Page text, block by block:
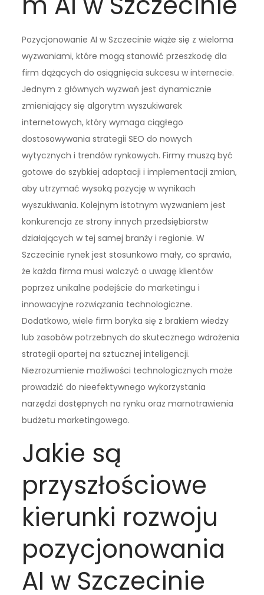
Pozycjonowanie AI w Szczecinie wiąże się z wieloma
wyzwaniami, które mogą stanowić przeszkodę dla
firm dążących do osiągnięcia sukcesu w internecie.
Jednym z głównych wyzwań jest dynamicznie
zmieniający się algorytm wyszukiwarek
internetowych, który wymaga ciągłego
dostosowywania strategii SEO do nowych
wytycznych i trendów rynkowych. Firmy muszą być
gotowe do szybkiej adaptacji i implementacji zmian,
aby utrzymać wysoką pozycję w wynikach
wyszukiwania. Kolejnym istotnym wyzwaniem jest
konkurencja ze strony innych przedsiębiorstw
działających w tej samej branży i regionie. W
Szczecinie rynek jest stosunkowo mały, co sprawia,
że każda firma musi walczyć o uwagę klientów
poprzez unikalne podejście do marketingu i
innowacyjne rozwiązania technologiczne.
Dodatkowo, wiele firm boryka się z brakiem wiedzy
lub zasobów potrzebnych do skutecznego wdrożenia
strategii opartej na sztucznej inteligencji.
Niezrozumienie możliwości technologicznych może
prowadzić do nieefektywnego wykorzystania
narzędzi dostępnych na rynku oraz marnotrawienia
budżetu marketingowego.
Jakie są
przyszłościowe
kierunki rozwoju
pozycjonowania
AI w Szczecinie